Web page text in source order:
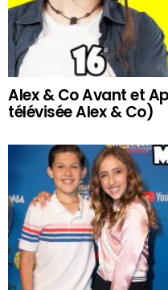
Alex & Co Avant et
télévisée Alex & Co)